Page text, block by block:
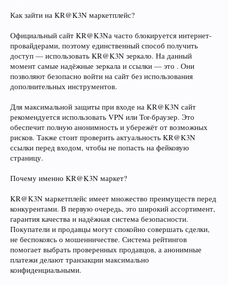
Как зайти на KR@K3N маркетплейс?
Официальный сайт KR@K3Nа часто блокируется интернет-
провайдерами, поэтому единственный способ получить
доступ — использовать KR@K3N зеркало. На данный
момент самые надёжные зеркала и ссылки — это . Они
позволяют безопасно войти на сайт без использования
дополнительных инструментов.
Для максимальной защиты при входе на KR@K3N сайт
рекомендуется использовать VPN или Tor-браузер. Это
обеспечит полную анонимность и убережёт от возможных
рисков. Также стоит проверить актуальность KR@K3N
ссылки перед входом, чтобы не попасть на фейковую
страницу.
Почему именно KR@K3N маркет?
KR@K3N маркетплейс имеет множество преимуществ перед
конкурентами. В первую очередь, это широкий ассортимент,
гарантия качества и надёжная система безопасности.
Покупатели и продавцы могут спокойно совершать сделки,
не беспокоясь о мошенничестве. Система рейтингов
помогает выбрать проверенных продавцов, а анонимные
платежи делают транзакции максимально
конфиденциальными.